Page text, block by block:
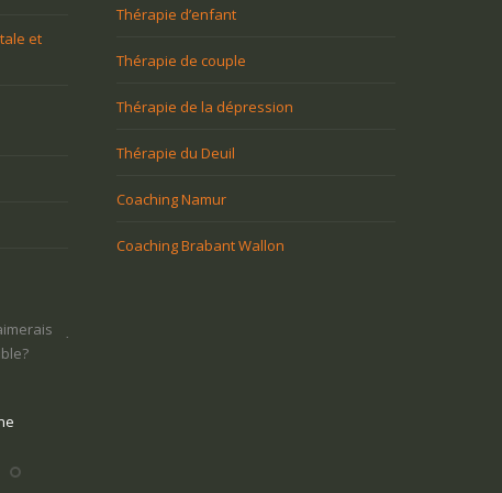
et
Thérapie d’enfant
Thérapie de couple
Thérapie de la dépression
Thérapie du Deuil
Coaching Namur
Coaching Brabant Wallon